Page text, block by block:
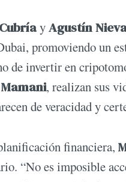
yAgustín
promoviendo un
de invertir en
, realizan sus
de veracidad y
financiera,
“No es imposible